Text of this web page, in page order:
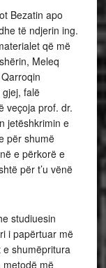
Bezatin apo
të ndjerin ing.
që më
Meleq
falë
veçoja prof. dr.
jetëshkrimin e
për shumë
e përkorë e
për t’u vënë
studiuesin
i papërtuar më
e shumëpritura
metodë më